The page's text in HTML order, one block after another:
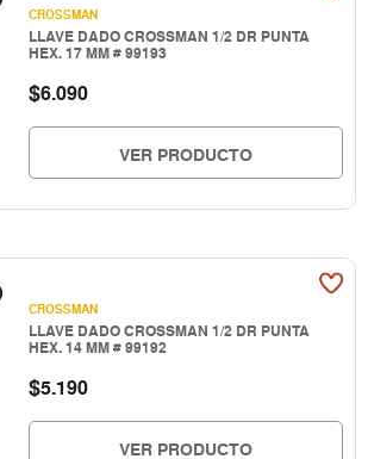
CROSSMAN
LLAVE DADO CROSSMAN 1/2 DR PUNTA
HEX. 17 MM # 99193
$6.090
VER PRODUCTO
CROSSMAN
LLAVE DADO CROSSMAN 1/2 DR PUNTA
HEX. 14 MM # 99192
$5.190
VER PRODUCTO